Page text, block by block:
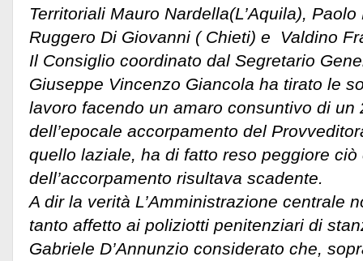
Territoriali Mauro Nardella(L’Aquila),
Ruggero Di Giovanni ( Chieti) e Valdino
Il Consiglio coordinato dal Segretario
Giuseppe Vincenzo Giancola ha tirato le
lavoro facendo un amaro consuntivo di un
dell’epocale accorpamento del
quello laziale, ha di fatto reso peggiore ciò
dell’accorpamento risultava scadente.
A dir la verità L’Amministrazione centrale
tanto affetto ai poliziotti penitenziari di
Gabriele D’Annunzio considerato che,